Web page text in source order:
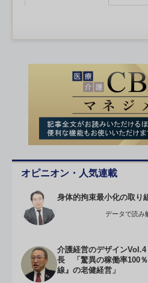
オピニオン・人気連載
身体的拘束最小化の取り
データで読み
介護経営のデザイン
長 「驚異の稼働率100％
線』の老健経営」